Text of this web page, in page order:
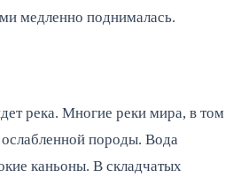
медленно поднималась.
река. Многие реки мира, в том
породы. Вода
каньоны. В складчатых